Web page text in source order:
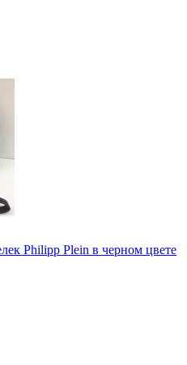
Philipp Plein в черном цвете